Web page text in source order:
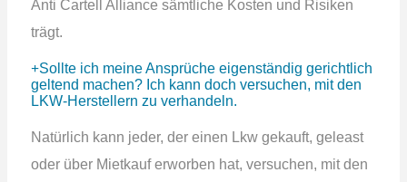
Anti Cartell Alliance sämtliche Kosten und Risiken
trägt.
Sollte ich meine Ansprüche eigenständig gerichtlich
geltend machen? Ich kann doch versuchen, mit den
LKW-Herstellern zu verhandeln.
Natürlich kann jeder, der einen Lkw gekauft, geleast
oder über Mietkauf erworben hat, versuchen, mit den